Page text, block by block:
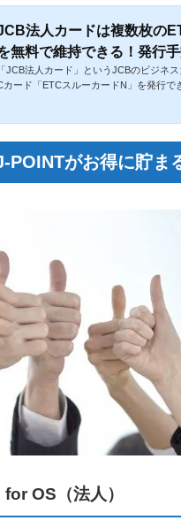
法人カードは複数枚の
無料で維持できる！発行
会費もタダ！
「JCB法人カード」というJCBのビジネ
カード「ETCスルーカードN」を発行で
POINTがお得に貯ま
OS（法人）